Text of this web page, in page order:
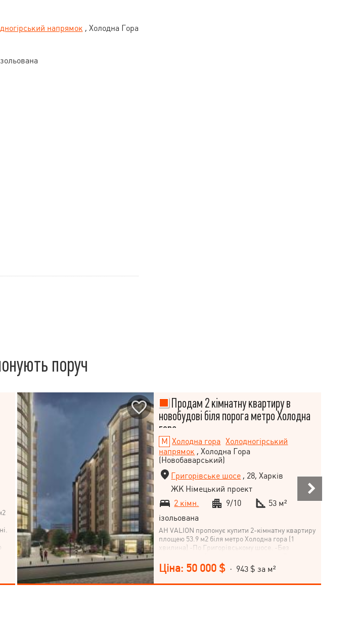
напрямок , Холодна Гора
поруч
Продам 2 кімнатну квартиру в
новобудові біля порога метро Холодна
гора
Холодна гора
Холодногірський
напрямок , Холодна Гора
(Новобаварський)
Григорівське шосе , 28, Харків
ЖК Німецький проект
2 кімн.
9/10
53 м²
ізольована
АН VALION пропонує купити 2-кімнатну квартиру
площею 53.9 м2 біля метро Холодна гора (1
хвилина) -По Григорівському шосе. -Без
будинком ТРЦ Клас, Зростання, АТБ, ринок,
аптеки, магазини, школи, дит. сад.
-Телефонуйте, приходьте! - Торг доречний.
Ціна: 50 000 $ · 943 $ за м²